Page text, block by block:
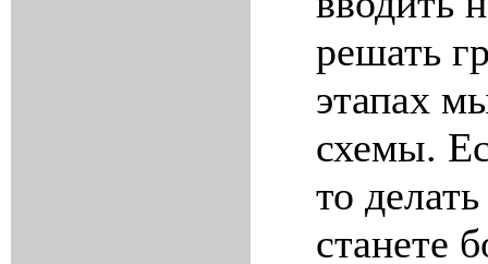
решать
этапах
схемы.
то
станете